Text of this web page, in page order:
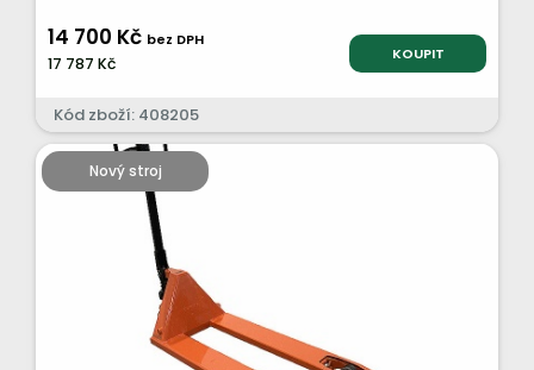
14 700 Kč bez DPH
17 787 Kč KOUPIT
Kód zboží: 408205
Nový stroj